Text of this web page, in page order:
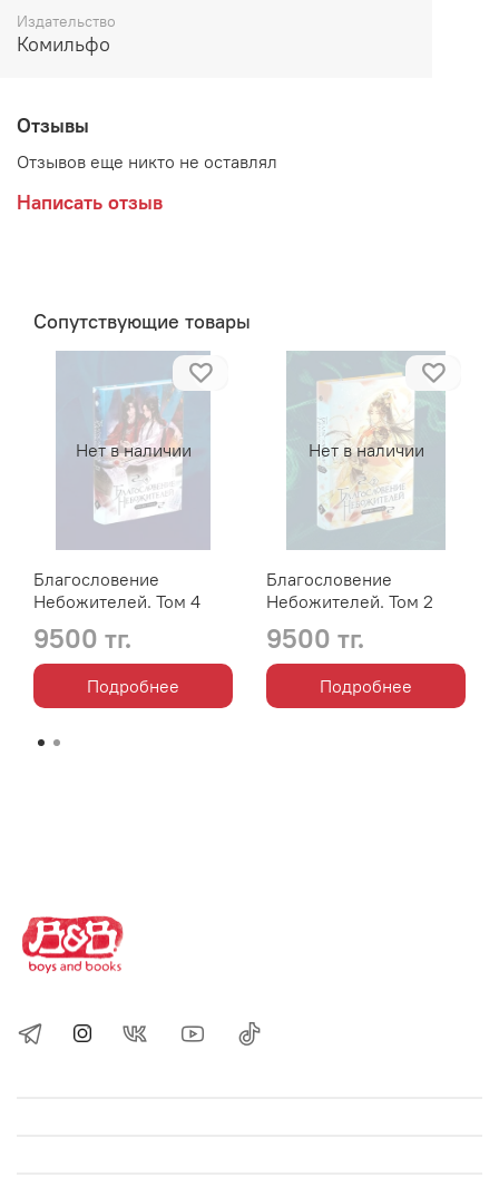
Издательство
Комильфо
Отзывы
Отзывов еще никто не оставлял
Написать отзыв
Сопутствующие товары
Нет в наличии
Благословение
Небожителей. Том 4
9500 тг.
Подробнее
Нет в наличии
Благословение
Небожителей. Том 2
9500 тг.
Подробнее